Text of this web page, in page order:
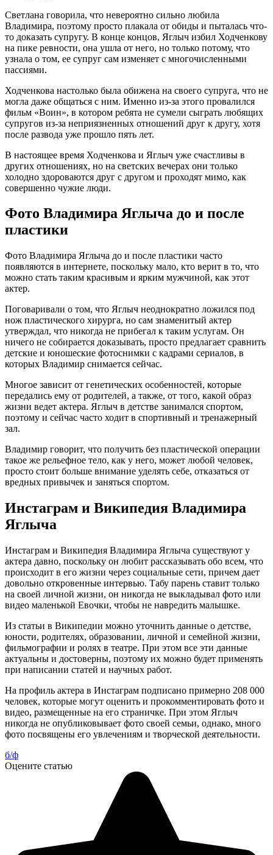
Светлана говорила, что невероятно сильно любила
Владимира, поэтому просто плакала от обиды и пыталась что-
то доказать супругу. В конце концов, Яглыч избил Ходченкову
на пике ревности, она ушла от него, но только потому, что
узнала о том, ее супруг сам изменяет с многочисленными
пассиями.
Ходченкова настолько была обижена на своего супруга, что не
могла даже общаться с ним. Именно из-за этого провалился
фильм «Воин», в котором ребята не сумели сыграть любящих
супругов из-за неприязненных отношений друг к другу, хотя
после развода уже прошло пять лет.
В настоящее время Ходченкова и Яглыч уже счастливы в
других отношениях, но на светских вечерах они только
холодно здороваются друг с другом и проходят мимо, как
совершенно чужие люди.
Фото Владимира Яглыча до и после
пластики
Фото Владимира Яглыча до и после пластики часто
появляются в интернете, поскольку мало, кто верит в то, что
можно стать таким красивым и ярким мужчиной, как этот
актер.
Поговаривали о том, что Яглыч неоднократно ложился под
нож пластического хирурга, но сам знаменитый актер
утверждал, что никогда не прибегал к таким услугам. Он
ничего не собирается доказывать, просто предлагает сравнить
детские и юношеские фотоснимки с кадрами сериалов, в
которых Владимир снимается сейчас.
Многое зависит от генетических особенностей, которые
передались ему от родителей, а также, от того, какой образ
жизни ведет актера. Яглыч в детстве занимался спортом,
поэтому и сейчас часто ходит в спортивный и тренажерный
зал.
Владимир говорит, что получить без пластической операции
такое же рельефное тело, как у него, может любой человек,
просто стоит больше внимание уделять себе, отказаться от
вредных привычек и заняться спортом.
Инстаграм и Википедия Владимира
Яглыча
Инстаграм и Википедия Владимира Яглыча существуют у
актера давно, поскольку он любит рассказывать обо всем, что
происходит в его жизни через социальные сети, причем дает
довольно откровенные интервью. Табу парень ставит только
на своей личной жизни, он никогда не выкладывал фото или
видео маленькой Евочки, чтобы не навредить малышке.
Из статьи в Википедии можно уточнить данные о детстве,
юности, родителях, образовании, личной и семейной жизни,
фильмографии и ролях в театре. При этом все эти данные
актуальны и достоверны, поэтому их можно будет применять
при написании статей и научных работ.
На профиль актера в Инстаграм подписано примерно 208 000
человек, которые могут оценить и прокомментировать фото и
видео, размещенные на его страничке. При этом Яглыч
никогда не опубликовывает фото своей семьи, однако, много
фото посвящены его увлечениям и творческой деятельности.
б/ф
Оцените статью